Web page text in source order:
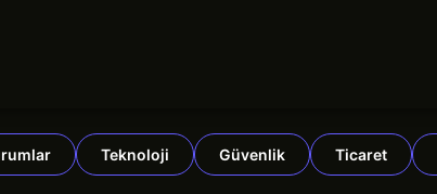
Teknoloji Güvenlik Ticaret